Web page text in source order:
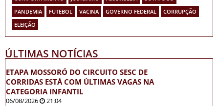
PANDEMIA
FUTEBOL VACINA GOVERNO FEDERAL
CORRUPÇÃO
ELEIÇÃO
ÚLTIMAS NOTÍCIAS
ETAPA MOSSORÓ DO CIRCUITO SESC DE
CORRIDAS ESTÁ COM ÚLTIMAS VAGAS NA
CATEGORIA INFANTIL
06/08/2026 21:04